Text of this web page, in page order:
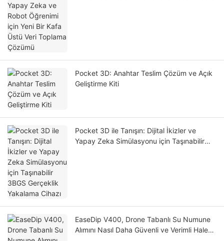
Pocket 3D: Anahtar Teslim Çözüm ve Açık
Geliştirme Kiti
Pocket 3D ile Tanışın: Dijital İkizler ve
Yapay Zeka Simülasyonu için Taşınabilir
EaseDip V400, Drone Tabanlı Su Numune
Alımını Nasıl Daha Güvenli ve Verimli Hale